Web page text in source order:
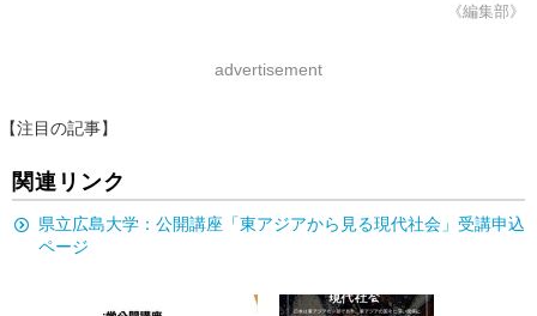
《編集部》
advertisement
【注目の記事】
関連リンク
県立広島大学：公開講座「東アジアから見る現代社会」受講申込
ページ